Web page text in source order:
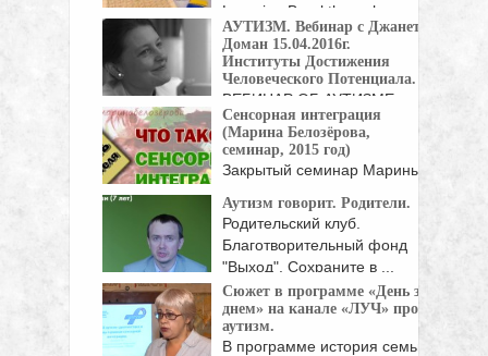
Learning Breakthrough
Program — Balametrics В
наш организм ...
АУТИЗМ. Вебинар с Джанет
Доман 15.04.2016г.
Институты Достижения
Человеческого Потенциала.
ВЕБИНАР ОБ АУТИЗМЕ.
Джанет Доман отвечает на
вопросы ...
Сенсорная интеграция
(Марина Белозёрова,
семинар, 2015 год)
Закрытый семинар Марины
"Что ...
Аутизм говорит. Родители.
Родительский клуб.
Благотворительный фонд
"Выход". Сохраните в ...
Сюжет в программе «День за
днем» на канале «ЛУЧ» про
аутизм.
В программе история семьи